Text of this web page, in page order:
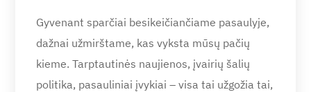
Gyvenant sparčiai besikeičiančiame pasaulyje,
dažnai užmirštame, kas vyksta mūsų pačių
kieme. Tarptautinės naujienos, įvairių šalių
politika, pasauliniai įvykiai – visa tai užgožia tai,